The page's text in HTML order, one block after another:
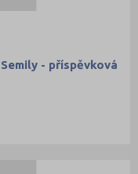
- příspěvková